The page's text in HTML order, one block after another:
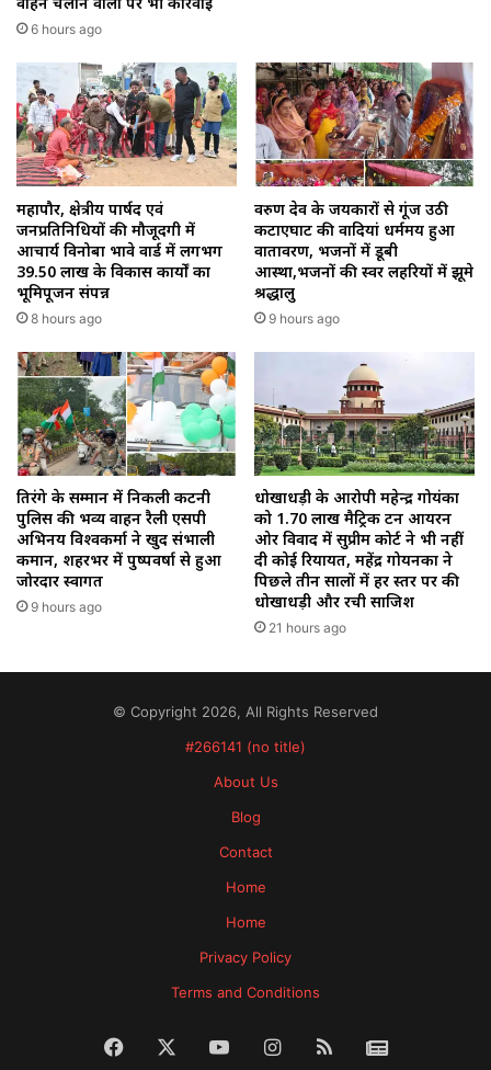
6 hours ago
महापौर, क्षेत्रीय पार्षद एवं
जनप्रतिनिधियों की मौजूदगी में
आचार्य विनोबा भावे वार्ड में लगभग
39.50 लाख के विकास कार्यों का
भूमिपूजन संपन्न
8 hours ago
वरुण देव के जयकारों से गूंज उठी
कटाएघाट की वादियां धर्ममय हुआ
वातावरण, भजनों में डूबी
आस्था,भजनों की स्वर लहरियों में झूमे
श्रद्धालु
9 hours ago
तिरंगे के सम्मान में निकली कटनी
पुलिस की भव्य वाहन रैली एसपी
अभिनय विश्वकर्मा ने खुद संभाली
कमान, शहरभर में पुष्पवर्षा से हुआ
जोरदार स्वागत
9 hours ago
धोखाधड़ी के आरोपी महेन्द्र गोयंका
को 1.70 लाख मैट्रिक टन आयरन
ओर विवाद में सुप्रीम कोर्ट ने भी नहीं
दी कोई रियायत, महेंद्र गोयनका ने
पिछले तीन सालों में हर स्तर पर की
धोखाधड़ी और रची साजिश
21 hours ago
© Copyright 2026, All Rights Reserved
#266141 (no title)
About Us
Blog
Contact
Home
Home
Privacy Policy
Terms and Conditions
Facebook YouTubeInstagram
RSS News